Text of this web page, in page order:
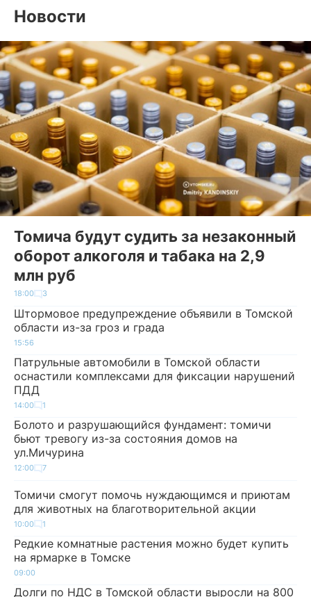
Новости
Томича будут судить за незаконный
оборот алкоголя и табака на 2,9
млн руб
18:00 3
Штормовое предупреждение объявили в Томской
области из-за гроз и града
15:56
Патрульные автомобили в Томской области
оснастили комплексами для фиксации нарушений
ПДД
14:00 1
Болото и разрушающийся фундамент: томичи
бьют тревогу из-за состояния домов на
ул.Мичурина
12:00 7
Томичи смогут помочь нуждающимся и приютам
для животных на благотворительной акции
10:00 1
Редкие комнатные растения можно будет купить
на ярмарке в Томске
09:00
Долги по НДС в Томской области выросли на 800